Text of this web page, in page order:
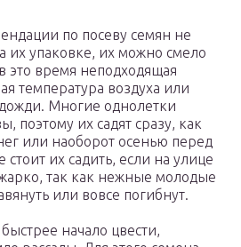
по посеву семян не
их упаковке, их можно смело
это время неподходящая
температура воздуха или
Многие однолетки
поэтому их садят сразу, как
или наоборот осенью перед
их садить, если на улице
так как нежные молодые
или вовсе погибнут.
начало цвести,